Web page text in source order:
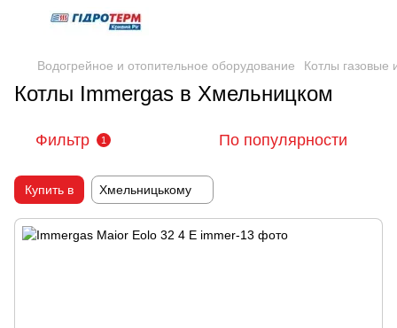
Водогрейное и отопительное оборудование Котлы газовые
Котлы Immergas в Хмельницком
Фильтр 1 По популярности
Купить в Хмельницькому